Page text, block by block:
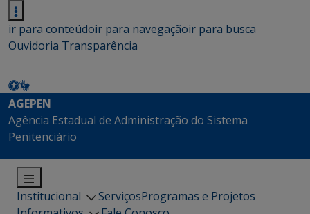
ir para conteúdoir para navegaçãoir para busca
Ouvidoria Transparência
AGEPEN
Agência Estadual de Administração do Sistema
Penitenciário
Institucional ServiçosProgramas e Projetos